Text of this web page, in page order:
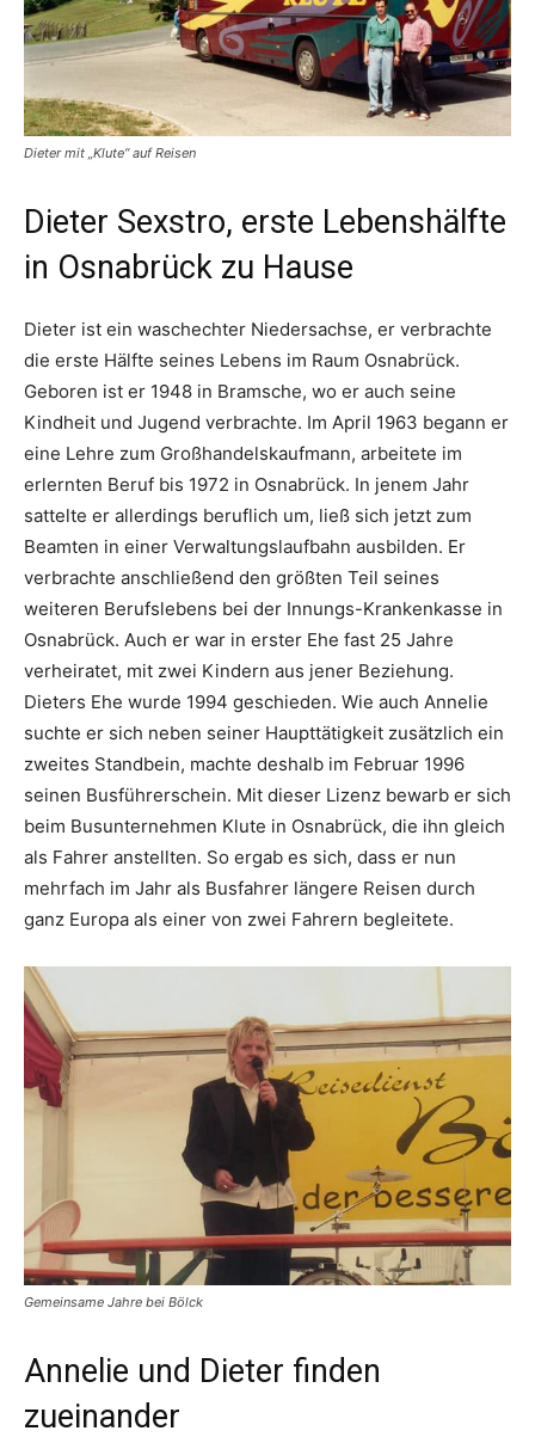
Dieter mit „Klute“ auf Reisen
Dieter Sexstro, erste Lebenshälfte
in Osnabrück zu Hause
Dieter ist ein waschechter Niedersachse, er verbrachte
die erste Hälfte seines Lebens im Raum Osnabrück.
Geboren ist er 1948 in Bramsche, wo er auch seine
Kindheit und Jugend verbrachte. Im April 1963 begann er
eine Lehre zum Großhandelskaufmann, arbeitete im
erlernten Beruf bis 1972 in Osnabrück. In jenem Jahr
sattelte er allerdings beruflich um, ließ sich jetzt zum
Beamten in einer Verwaltungslaufbahn ausbilden. Er
verbrachte anschließend den größten Teil seines
weiteren Berufslebens bei der Innungs-Krankenkasse in
Osnabrück. Auch er war in erster Ehe fast 25 Jahre
verheiratet, mit zwei Kindern aus jener Beziehung.
Dieters Ehe wurde 1994 geschieden. Wie auch Annelie
suchte er sich neben seiner Haupttätigkeit zusätzlich ein
zweites Standbein, machte deshalb im Februar 1996
seinen Busführerschein. Mit dieser Lizenz bewarb er sich
beim Busunternehmen Klute in Osnabrück, die ihn gleich
als Fahrer anstellten. So ergab es sich, dass er nun
mehrfach im Jahr als Busfahrer längere Reisen durch
ganz Europa als einer von zwei Fahrern begleitete.
Gemeinsame Jahre bei Bölck
Annelie und Dieter finden
zueinander